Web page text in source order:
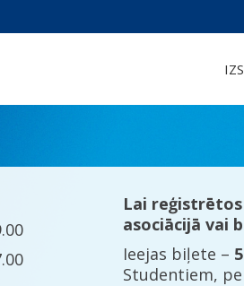
Lai
asociācijā vai
Ieejas biļete –
Studentiem,